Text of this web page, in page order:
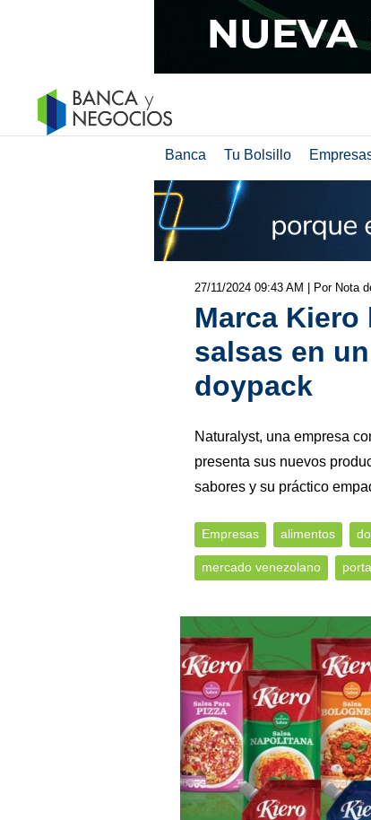
Banca Tu Bolsillo
27/11/2024 09:43 AM | Por Nota
Marca Kiero
salsas en
doypack
Naturalyst, una empresa
presenta sus nuevos
sabores y su práctico
Empresas alimentos
mercado venezolano